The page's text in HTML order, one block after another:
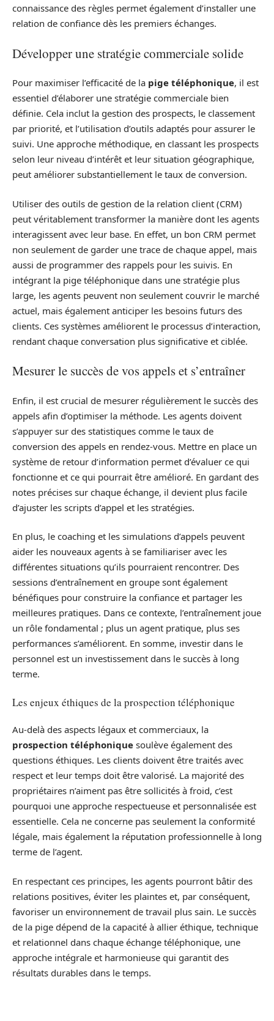
connaissance des règles permet également d’installer une
relation de confiance dès les premiers échanges.
Développer une stratégie commerciale solide
Pour maximiser l’efficacité de la pige téléphonique, il est
essentiel d’élaborer une stratégie commerciale bien
définie. Cela inclut la gestion des prospects, le classement
par priorité, et l’utilisation d’outils adaptés pour assurer le
suivi. Une approche méthodique, en classant les prospects
selon leur niveau d’intérêt et leur situation géographique,
peut améliorer substantiellement le taux de conversion.
Utiliser des outils de gestion de la relation client (CRM)
peut véritablement transformer la manière dont les agents
interagissent avec leur base. En effet, un bon CRM permet
non seulement de garder une trace de chaque appel, mais
aussi de programmer des rappels pour les suivis. En
intégrant la pige téléphonique dans une stratégie plus
large, les agents peuvent non seulement couvrir le marché
actuel, mais également anticiper les besoins futurs des
clients. Ces systèmes améliorent le processus d’interaction,
rendant chaque conversation plus significative et ciblée.
Mesurer le succès de vos appels et s’entraîner
Enfin, il est crucial de mesurer régulièrement le succès des
appels afin d’optimiser la méthode. Les agents doivent
s’appuyer sur des statistiques comme le taux de
conversion des appels en rendez-vous. Mettre en place un
système de retour d’information permet d’évaluer ce qui
fonctionne et ce qui pourrait être amélioré. En gardant des
notes précises sur chaque échange, il devient plus facile
d’ajuster les scripts d’appel et les stratégies.
En plus, le coaching et les simulations d’appels peuvent
aider les nouveaux agents à se familiariser avec les
différentes situations qu’ils pourraient rencontrer. Des
sessions d’entraînement en groupe sont également
bénéfiques pour construire la confiance et partager les
meilleures pratiques. Dans ce contexte, l’entraînement joue
un rôle fondamental ; plus un agent pratique, plus ses
performances s’améliorent. En somme, investir dans le
personnel est un investissement dans le succès à long
terme.
Les enjeux éthiques de la prospection téléphonique
Au-delà des aspects légaux et commerciaux, la
prospection téléphonique soulève également des
questions éthiques. Les clients doivent être traités avec
respect et leur temps doit être valorisé. La majorité des
propriétaires n’aiment pas être sollicités à froid, c’est
pourquoi une approche respectueuse et personnalisée est
essentielle. Cela ne concerne pas seulement la conformité
légale, mais également la réputation professionnelle à long
terme de l’agent.
En respectant ces principes, les agents pourront bâtir des
relations positives, éviter les plaintes et, par conséquent,
favoriser un environnement de travail plus sain. Le succès
de la pige dépend de la capacité à allier éthique, technique
et relationnel dans chaque échange téléphonique, une
approche intégrale et harmonieuse qui garantit des
résultats durables dans le temps.